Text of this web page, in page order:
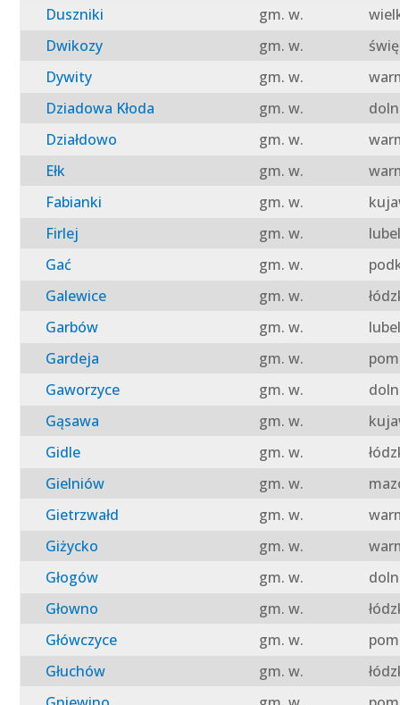
Duszniki
gm. w.
Dwikozy
gm. w.
Dywity
gm. w.
Dziadowa Kłoda
gm. w.
Działdowo
gm. w.
Ełk
gm. w.
Fabianki
gm. w.
Firlej
gm. w.
Gać
gm. w.
Galewice
gm. w.
Garbów
gm. w.
Gardeja
gm. w.
Gaworzyce
gm. w.
Gąsawa
gm. w.
Gidle
gm. w.
Gielniów
gm. w.
Gietrzwałd
gm. w.
Giżycko
gm. w.
Głogów
gm. w.
Głowno
gm. w.
Główczyce
gm. w.
Głuchów
gm. w.